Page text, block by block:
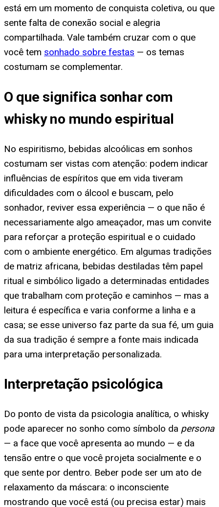
está em um momento de conquista coletiva, ou que
sente falta de conexão social e alegria
compartilhada. Vale também cruzar com o que
você tem sonhado sobre festas — os temas
costumam se complementar.
O que significa sonhar com
whisky no mundo espiritual
No espiritismo, bebidas alcoólicas em sonhos
costumam ser vistas com atenção: podem indicar
influências de espíritos que em vida tiveram
dificuldades com o álcool e buscam, pelo
sonhador, reviver essa experiência — o que não é
necessariamente algo ameaçador, mas um convite
para reforçar a proteção espiritual e o cuidado
com o ambiente energético. Em algumas tradições
de matriz africana, bebidas destiladas têm papel
ritual e simbólico ligado a determinadas entidades
que trabalham com proteção e caminhos — mas a
leitura é específica e varia conforme a linha e a
casa; se esse universo faz parte da sua fé, um guia
da sua tradição é sempre a fonte mais indicada
para uma interpretação personalizada.
Interpretação psicológica
Do ponto de vista da psicologia analítica, o whisky
pode aparecer no sonho como símbolo da persona
— a face que você apresenta ao mundo — e da
tensão entre o que você projeta socialmente e o
que sente por dentro. Beber pode ser um ato de
relaxamento da máscara: o inconsciente
mostrando que você está (ou precisa estar) mais